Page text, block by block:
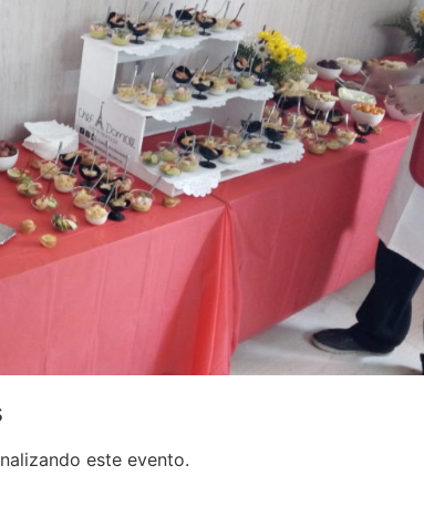
este evento.